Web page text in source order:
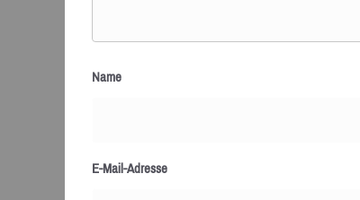
Name
E-Mail-Adresse